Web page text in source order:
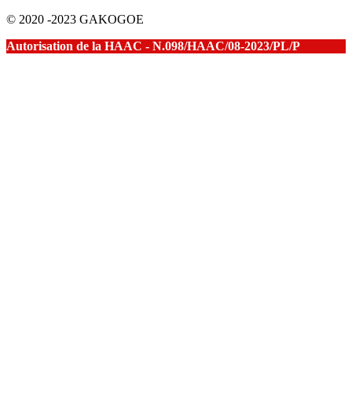
© 2020 -2023 GAKOGOE
Autorisation de la HAAC - N.098/HAAC/08-2023/PL/P